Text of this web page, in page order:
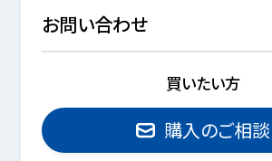
お問い合わせ
買いたい方
購入のご相談